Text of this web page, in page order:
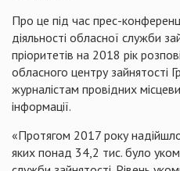
Про це під час прес-
діяльності обласної служби
пріоритетів на 2018 рік
обласного центру зайнятості
журналістам провідних
інформації.
«Протягом 2017 року
яких понад 34,2 тис. було